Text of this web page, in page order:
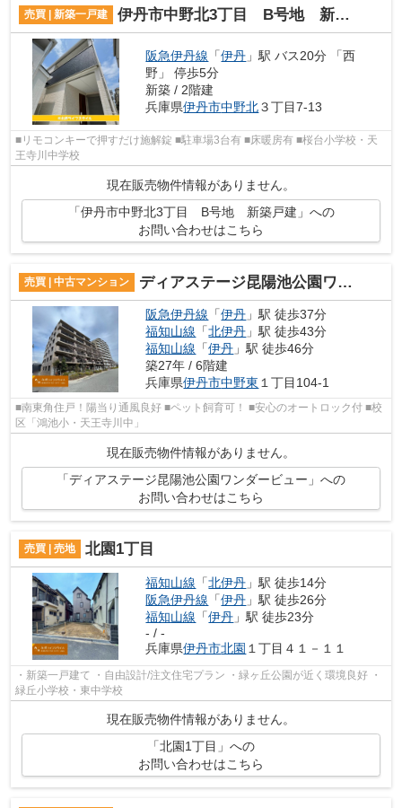
売買 | 新築一戸建 伊丹市中野北3丁目 B号地 新築戸建
阪急伊丹線 「伊丹 」駅 バス20分 「西
野」 停歩5分
新築 / 2階建
兵庫県伊丹市中野北３丁目7-13
■リモコンキーで押すだけ施解錠 ■駐車場3台有 ■床暖房有 ■桜台小学校・天
王寺川中学校
現在販売物件情報がありません。
「伊丹市中野北3丁目 B号地 新築戸建」への
お問い合わせはこちら
売買 | 中古マンション ディアステージ昆陽池公園ワンダービュー
阪急伊丹線 「伊丹 」駅 徒歩37分
福知山線 「北伊丹 」駅 徒歩43分
福知山線 「伊丹 」駅 徒歩46分
築27年 / 6階建
兵庫県伊丹市中野東 １丁目104-1
■南東角住戸！陽当り通風良好 ■ペット飼育可！ ■安心のオートロック付 ■校
区「鴻池小・天王寺川中」
現在販売物件情報がありません。
「ディアステージ昆陽池公園ワンダービュー」への
お問い合わせはこちら
売買 | 売地 北園1丁目
福知山線 「北伊丹 」駅 徒歩14分
阪急伊丹線 「伊丹 」駅 徒歩26分
福知山線 「伊丹 」駅 徒歩23分
- / -
兵庫県伊丹市北園 １丁目４１－１１
・新築一戸建て ・自由設計/注文住宅プラン ・緑ヶ丘公園が近く環境良好 ・
緑丘小学校・東中学校
現在販売物件情報がありません。
「北園1丁目」への
お問い合わせはこちら